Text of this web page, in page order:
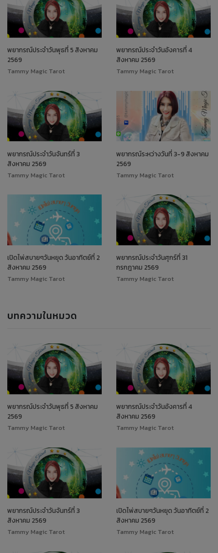
พยากรณ์ประจำวันพุธที่ 5 สิงหาคม
2569
Tammy Magic Tarot
พยากรณ์ประจำวันอังคารที่ 4
สิงหาคม 2569
Tammy Magic Tarot
พยากรณ์ประจำวันจันทร์ที่ 3
สิงหาคม 2569
Tammy Magic Tarot
พยากรณ์ระหว่างวันที่ 3-9 สิงหาคม
2569
Tammy Magic Tarot
เปิดไพ่สบายๆวันหยุด วันอาทิตย์ที่ 2
สิงหาคม 2569
Tammy Magic Tarot
พยากรณ์ประจำวันศุกร์ที่ 31
กรกฎาคม 2569
Tammy Magic Tarot
บทความในหมวด
พยากรณ์ประจำวันพุธที่ 5 สิงหาคม
2569
Tammy Magic Tarot
พยากรณ์ประจำวันอังคารที่ 4
สิงหาคม 2569
Tammy Magic Tarot
พยากรณ์ประจำวันจันทร์ที่ 3
สิงหาคม 2569
Tammy Magic Tarot
เปิดไพ่สบายๆวันหยุด วันอาทิตย์ที่ 2
สิงหาคม 2569
Tammy Magic Tarot